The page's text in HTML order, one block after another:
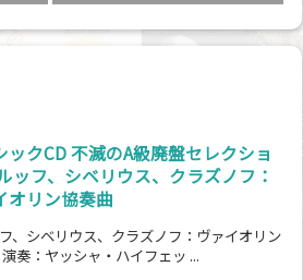
ックCD 不滅のA級廃盤セレクショ
ッフ、シベリウス、クラズノフ：
オリン協奏曲
、シベリウス、クラズノフ：ヴァイオリン
奏：ヤッシャ・ハイフェッ ...